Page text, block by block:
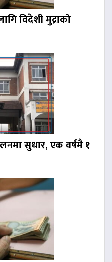
विदेशी मुद्राको
सुधार, एक वर्षमै १